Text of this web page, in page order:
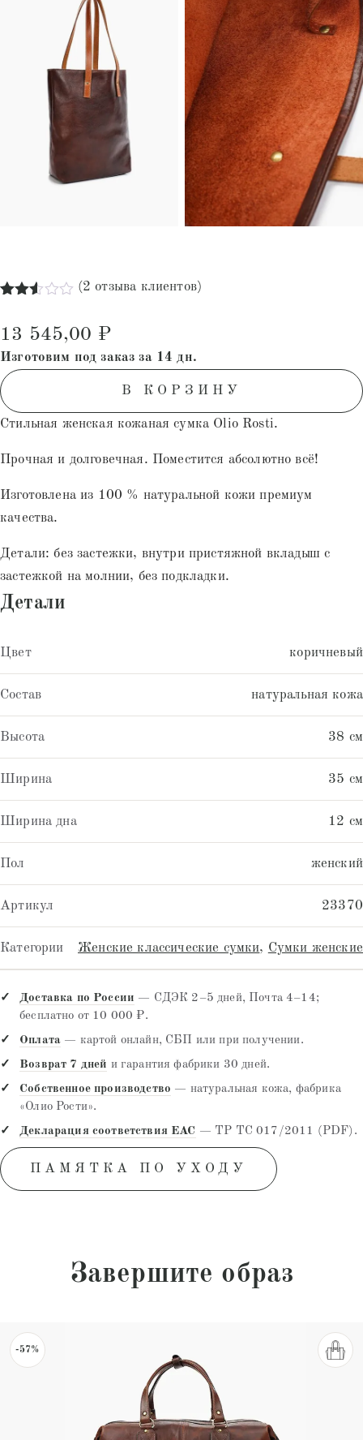
из 5
на
основе
опроса
пользователей
(2 отзыва клиентов)
13 545,00 ₽
Изготовим под заказ за 14 дн.
В КОРЗИНУ
Стильная женская кожаная сумка Olio Rosti.
Прочная и долговечная. Поместится абсолютно всё!
Изготовлена из 100 % натуральной кожи премиум
качества.
Детали: без застежки, внутри пристяжной вкладыш с
застежкой на молнии, без подкладки.
Детали
Цвет коричневый
Состав натуральная кожа
Высота 38 см
Ширина 35 см
Ширина дна 12 см
Пол женский
Артикул 23370
Категории Женские классические сумки, Сумки женские
Доставка по России — СДЭК 2–5 дней, Почта 4–14;
бесплатно от 10 000 ₽.
Оплата — картой онлайн, СБП или при получении.
Возврат 7 дней и гарантия фабрики 30 дней.
Собственное производство — натуральная кожа, фабрика
«Олио Рости».
Декларация соответствия EAC — ТР ТС 017/2011 (PDF).
ПАМЯТКА ПО УХОДУ
Завершите образ
-57%